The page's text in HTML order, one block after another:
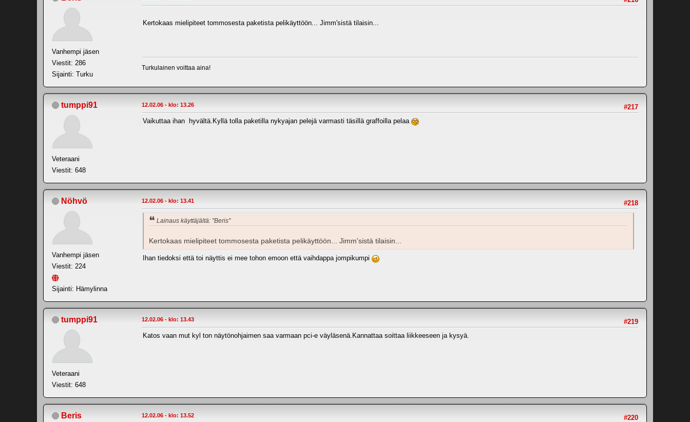
Vanhempi jäsen
Viestit: 286
Sijainti: Turku
Kertokaas mielipiteet tommosesta paketista pelikäyttöön... Jimm'sistä tilaisin...
Turkulainen voittaa aina!
tumppi91
Veteraani
Viestit: 648
#217
12.02.06 - klo: 13.26
Vaikuttaa ihan hyvältä.Kyllä tolla paketilla nykyajan pelejä varmasti täsillä graffoilla pelaa
Nöhvö
Vanhempi jäsen
Viestit: 224
Sijainti: Hämylinna
#218
12.02.06 - klo: 13.41
Lainaus käyttäjältä: "Beris"
Kertokaas mielipiteet tommosesta paketista pelikäyttöön... Jimm'sistä tilaisin...
Ihan tiedoksi että toi näyttis ei mee tohon emoon että vaihdappa jompikumpi
tumppi91
Veteraani
Viestit: 648
#219
12.02.06 - klo: 13.43
Katos vaan mut kyl ton näytönohjaimen saa varmaan pci-e väyläsenä.Kannattaa soittaa liikkeeseen ja kysyä.
Beris #220
12.02.06 - klo: 13.52